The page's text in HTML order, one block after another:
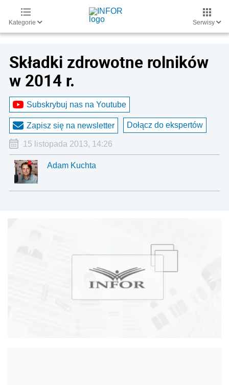
Kategorie Serwisy
Składki zdrowotne rolników
w 2014 r.
Subskrybuj nas na Youtube
Zapisz się na newsletter Dołącz do ekspertów
15 listopada 2013, 14:26
Adam Kuchta